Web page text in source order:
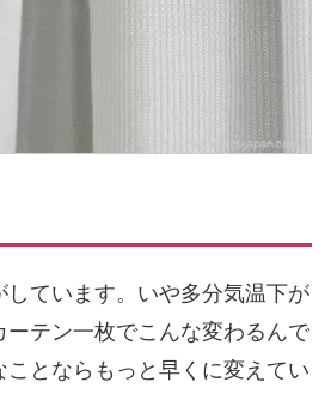
ています。いや多分気温下が
ーテン一枚でこんな変わるんで
とならもっと早くに変えてい